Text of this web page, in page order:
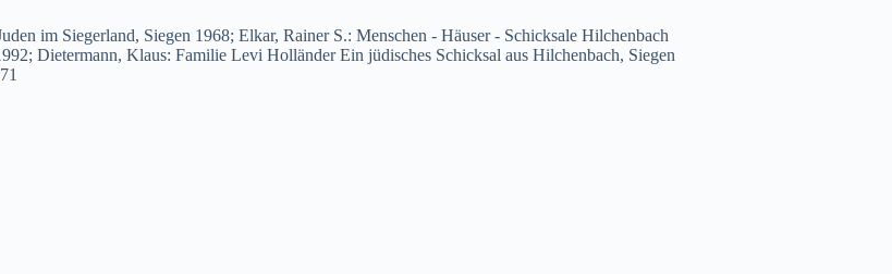
im Siegerland, Siegen 1968; Elkar, Rainer S.: Menschen - Häuser - Schicksale Hilchenbach
Dietermann, Klaus: Familie Levi Holländer Ein jüdisches Schicksal aus Hilchenbach, Siegen